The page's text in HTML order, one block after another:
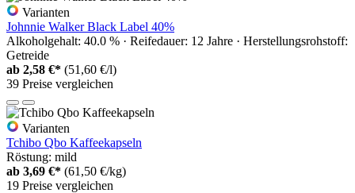
Varianten
Johnnie Walker Black Label 40%
Alkoholgehalt: 40.0 % · Reifedauer: 12 Jahre · Herstellungsrohstoff:
Getreide
ab 2,58 €* (51,60 €/l)
39 Preise vergleichen
Varianten
Tchibo Qbo Kaffeekapseln
Röstung: mild
ab 3,69 €* (61,50 €/kg)
19 Preise vergleichen